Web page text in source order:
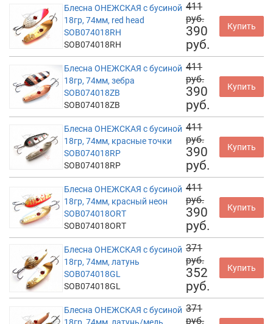
Блесна ОНЕЖСКАЯ с бусиной
18гр, 74мм, red head
SOB074018RH
SOB074018RH
411
руб.
390
руб.
Купить
Блесна ОНЕЖСКАЯ с бусиной
18гр, 74мм, зебра
SOB074018ZB
SOB074018ZB
411
руб.
390
руб.
Купить
Блесна ОНЕЖСКАЯ с бусиной
18гр, 74мм, красные точки
SOB074018RP
SOB074018RP
411
руб.
390
руб.
Купить
Блесна ОНЕЖСКАЯ с бусиной
18гр, 74мм, красный неон
SOB074018ORT
SOB074018ORT
411
руб.
390
руб.
Купить
Блесна ОНЕЖСКАЯ с бусиной
18гр, 74мм, латунь
SOB074018GL
SOB074018GL
371
руб.
352
руб.
Купить
Блесна ОНЕЖСКАЯ с бусиной 371
руб.